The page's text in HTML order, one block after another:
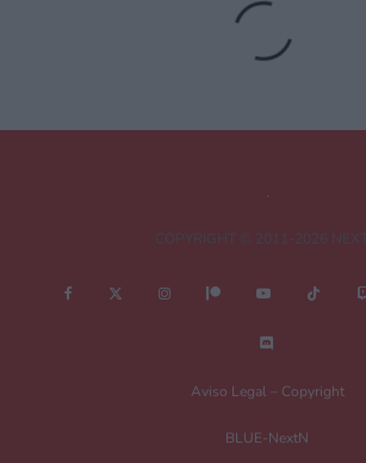
Tu dirección de correo electrónico no será publicada.
Aviso Legal – Copyright
BLUE-NextN